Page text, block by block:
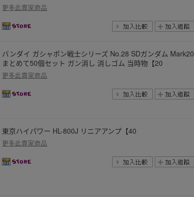
更多此賣家商品
バンダイ ガシャポン戦士シリーズ No.28 SDガンダム Mark20
まとめて50個セット ガン消し 消しゴム 当時物【20
更多此賣家商品
東京ハイパワー HL-800J リニアアンプ【40
更多此賣家商品